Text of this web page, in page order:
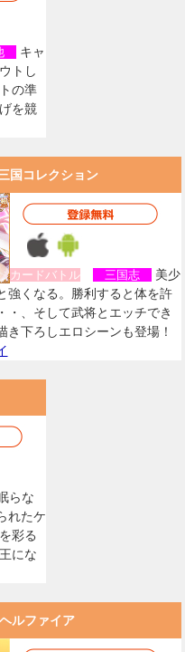
キャ
トし
の準
を競
国コレクション
カードバトル 三国志
美少
強くなる。勝利すると体を許
・、そして武将とエッチでき
き下ろしエロシーンも登場！
らな
れたケ
彩る
にな
ルファイア